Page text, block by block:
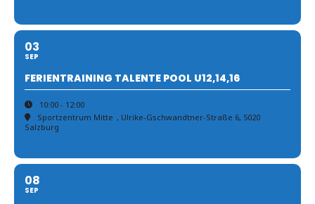
03
SEP
FERIENTRAINING TALENTE POOL U12,14,16
10:00 - 12:00
Sportzentrum Mitte , Ulrike-Gschwandtner-Straße 6, 5020
Salzburg
08
SEP